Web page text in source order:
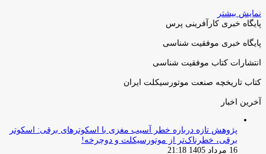
نمایش بیشتر
پایگاه خبری کارآفرینی پرس
پایگاه خبری موفقیت شناسی
انتشارات کتاب موفقیت شناسی
کتاب تاریخچه صنعت موتورسیکلت ایران
آخرین اخبار
پژوهش تازه درباره خطر آسیب مغزی با اسکوترهای برقی: اسکوتر
برقی، خطرناک‌تر از موتورسیکلت و دوچرخه!
16 مرداد 1405 21:18